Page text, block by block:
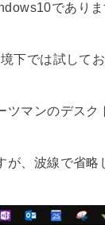
でありま
下では試して
ツマンのデスク
が、波線で省略